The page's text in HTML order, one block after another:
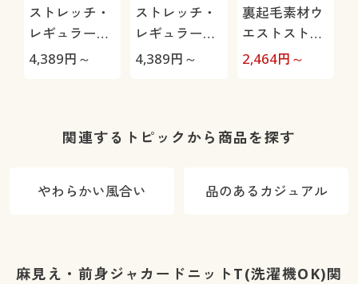
ストレッチ・
レギュラーフ
ィットノータ
4,389円～
ストレッチ・
レギュラーフ
ィットツータ
4,389円～
裏起毛素材ウ
エストストレ
ッチ・テーパ
2,464円～
関連するトピックから商品を探す
やわらかい風合い 品のあるカジュアル
麻見え・前身ジャカードニットT(洗濯機OK)関